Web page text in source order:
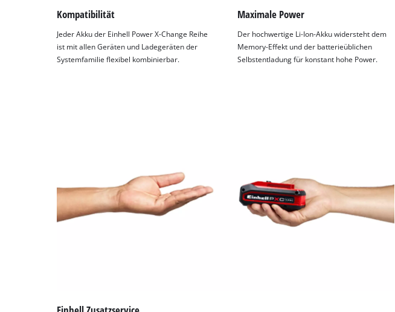
Kompatibilität
Jeder Akku der Einhell Power X-Change Reihe
ist mit allen Geräten und Ladegeräten der
Systemfamilie flexibel kombinierbar.
Maximale Power
Der hochwertige Li-Ion-Akku widersteht dem
Memory-Effekt und der batterieüblichen
Selbstentladung für konstant hohe Power.